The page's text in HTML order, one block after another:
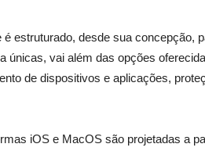
estruturado, desde sua concepção,
únicas, vai além das opções
de dispositivos e aplicações,
iOS e MacOS são projetadas a